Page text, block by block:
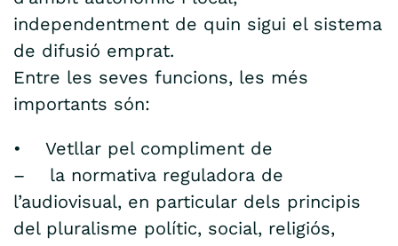
independentment de quin sigui el sistema
de difusió emprat.
Entre les seves funcions, les més
importants són:
• Vetllar pel compliment de
– la normativa reguladora de
l’audiovisual, en particular dels principis
del pluralisme polític, social, religiós,